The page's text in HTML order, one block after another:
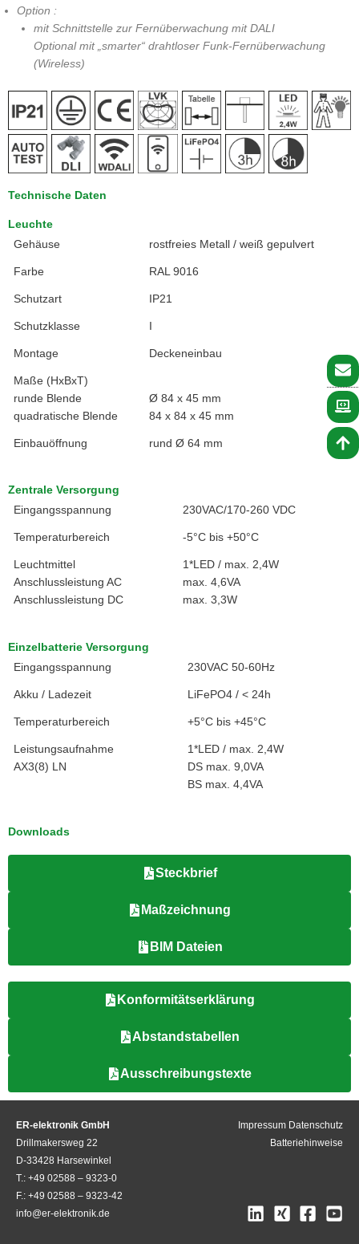
Option :
mit Schnittstelle zur Fernüberwachung mit DALI
Optional mit „smarter“ drahtloser Funk-Fernüberwachung
(Wireless)
Technische Daten
Leuchte
Gehäuse
rostfreies Metall / weiß gepulvert
Farbe RAL 9016
Schutzart IP21
Schutzklasse
Montage Deckeneinbau
Maße (HxBxT)
runde Blende
quadratische Blende
Ø 84 x 45 mm
84 x 84 x 45 mm
Einbauöffnung rund Ø 64 mm
Zentrale Versorgung
Eingangsspannung
230VAC/170-260 VDC
Temperaturbereich -5°C bis +50°C
Leuchtmittel
Anschlussleistung AC
Anschlussleistung DC
1*LED / max. 2,4W
max. 4,6VA
max. 3,3W
Einzelbatterie Versorgung
Eingangsspannung
230VAC 50-60Hz
Akku / Ladezeit LiFePO4 / < 24h
Temperaturbereich +5°C bis +45°C
Leistungsaufnahme
AX3(8) LN
1*LED / max. 2,4W
DS max. 9,0VA
BS max. 4,4VA
Downloads
Steckbrief
Maßzeichnung
BIM Dateien
Konformitätserklärung
Abstandstabellen
Ausschreibungstexte
ER-elektronik GmbH
Drillmakersweg 22
D-33428 Harsewinkel
T.: +49 02588 – 9323-0
F.: +49 02588 – 9323-42
info@er-elektronik.de
Impressum Datenschutz
Batteriehinweise